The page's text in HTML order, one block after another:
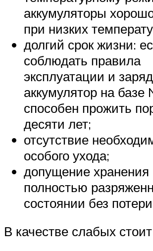
аккумуляторы
при низких
долгий срок жизни:
соблюдать правила
эксплуатации и
аккумулятор на базе
способен прожить
десяти лет;
отсутствие
особого ухода;
допущение хранения
полностью
состоянии без
В качестве слабых